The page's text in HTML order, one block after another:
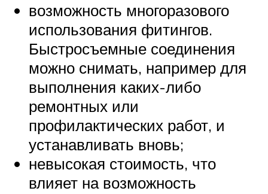
возможность многоразового
использования фитингов.
Быстросъемные соединения
можно снимать, например для
выполнения каких-либо
ремонтных или
профилактических работ, и
устанавливать вновь;
невысокая стоимость, что
влияет на возможность